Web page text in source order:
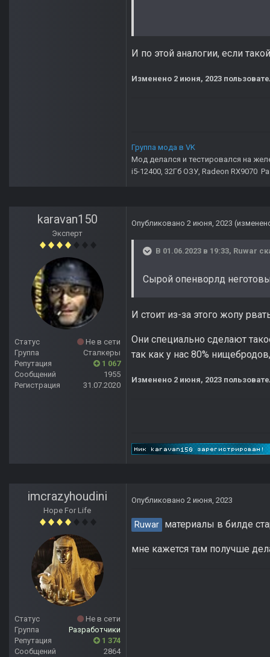
И по этой аналогии, если
Изменено 2 июня, 2023
Группа мода в VK
Мод делался и тестировался на
i5-12400, 32Гб ОЗУ, Radeon RX9070
karavan150
Эксперт
Статус
Не в сети
Группа
Сталкеры
Репутация
1 067
Сообщений
1955
Регистрация
31.07.2020
Опубликовано 2 июня, 2023
В 01.06.2023 в 19:33, Ruwar
Сырой опенворлд
И стоит из-за этого жопу
Они специально сделают
так как у нас 80%
Изменено 2 июня, 2023
imcrazyhoudini
Hope For Life
Статус
Не в сети
Группа
Разработчики
Репутация
1 374
Сообщений
2864
Опубликовано 2 июня, 2023
Ruwar материалы в билде
мне кажется там получше